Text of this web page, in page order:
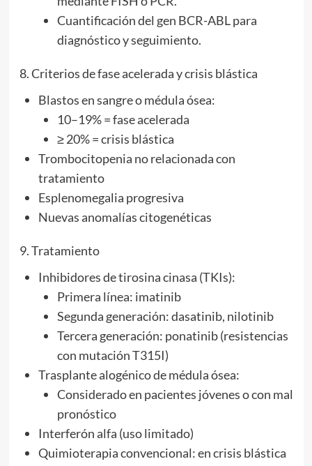
Cuantificación del gen BCR-ABL para
diagnóstico y seguimiento.
8. Criterios de fase acelerada y crisis blástica
Blastos en sangre o médula ósea:
10–19% = fase acelerada
≥ 20% = crisis blástica
Trombocitopenia no relacionada con
tratamiento
Esplenomegalia progresiva
Nuevas anomalías citogenéticas
9. Tratamiento
Inhibidores de tirosina cinasa (TKIs):
Primera línea: imatinib
Segunda generación: dasatinib, nilotinib
Tercera generación: ponatinib (resistencias
con mutación T315I)
Trasplante alogénico de médula ósea:
Considerado en pacientes jóvenes o con mal
pronóstico
Interferón alfa (uso limitado)
Quimioterapia convencional: en crisis blástica